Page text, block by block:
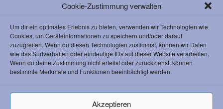
Cookie-Zustimmung verwalten
Um dir ein optimales Erlebnis zu bieten, verwenden wir Technologien wie
Cookies, um Geräteinformationen zu speichern und/oder darauf
zuzugreifen. Wenn du diesen Technologien zustimmst, können wir Daten
wie das Surfverhalten oder eindeutige IDs auf dieser Website verarbeiten.
Wenn du deine Zustimmung nicht erteilst oder zurückziehst, können
bestimmte Merkmale und Funktionen beeinträchtigt werden.
Akzeptieren
0
KOMMENTARE
Dein Kommentar
An Diskussion beteiligen?
Hinterlasse uns Deinen Kommentar!